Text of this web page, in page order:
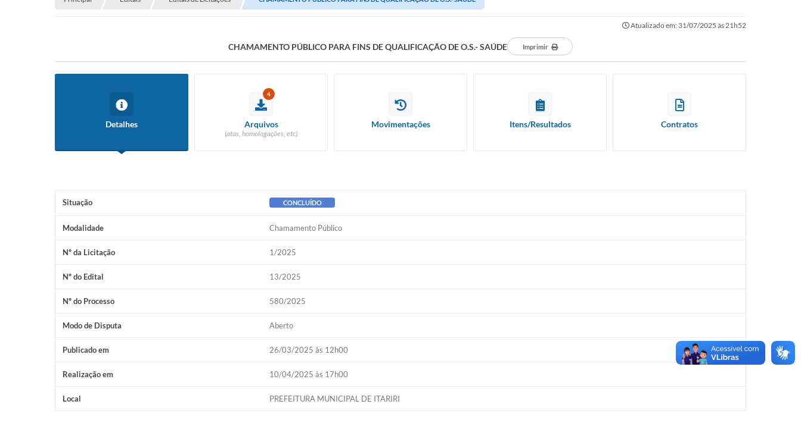
Atualizado em: 31/07/2025 às 21h52
CHAMAMENTO PÚBLICO PARA FINS DE QUALIFICAÇÃO DE O.S.- SAÚDE Imprimir
Detalhes
4
Arquivos
(atas, homologações, etc)
Movimentações Itens/Resultados Contratos
Situação CONCLUÍDO
Modalidade Chamamento Público
Nº da Licitação 1/2025
Nº do Edital 13/2025
Nº do Processo 580/2025
Modo de Disputa Aberto
Publicado em 26/03/2025 às 12h00
Realização em 10/04/2025 às 17h00
Local PREFEITURA MUNICIPAL DE ITARIRI